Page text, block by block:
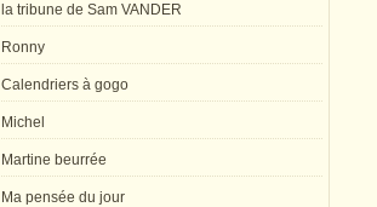
la tribune de Sam VANDER
Ronny
Calendriers à gogo
Michel
Martine beurrée
Ma pensée du jour